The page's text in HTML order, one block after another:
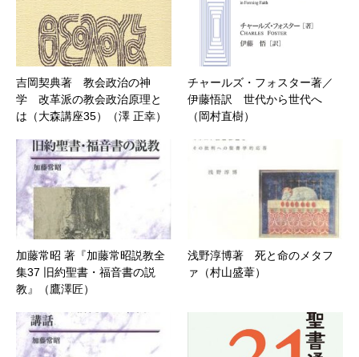
吉岡契典著 教会政治の神
学 改革派の教会政治原理と
は（大森講座35）（澤 正幸）
チャールズ・フォスター著／
伊藤悟訳 世代から世代へ
（岡村直樹）
加藤常昭 著『加藤常昭説教全
集37 旧約聖書・福音書の説
教』（鷹澤匠）
浅野淳博著 死と命のメタフ
ァ（村山盛葦）